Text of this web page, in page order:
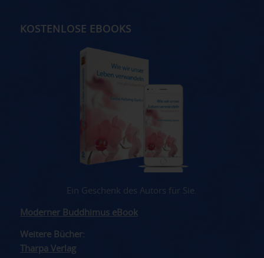
KOSTENLOSE EBOOKS
Ein Geschenk des Autors für Sie.
Moderner Buddhimus eBook
Weitere Bücher:
Tharpa Verlag